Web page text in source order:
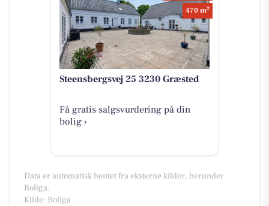
470 m2
Steensbergsvej 25 3230 Græsted
Få gratis salgsvurdering på din
bolig ›
Data er automatisk hentet fra eksterne kilder, herunder
Boliga.
Kilde: Boliga